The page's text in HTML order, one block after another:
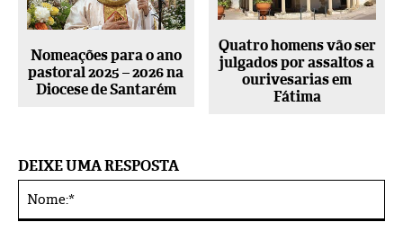
Nomeações para o ano
pastoral 2025 – 2026 na
Diocese de Santarém
Quatro homens vão ser
julgados por assaltos a
ourivesarias em
Fátima
DEIXE UMA RESPOSTA